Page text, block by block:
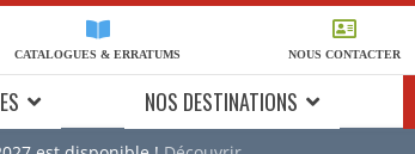
CATALOGUES & ERRATUMS NOUS CONTACTER
NOS DESTINATIONS